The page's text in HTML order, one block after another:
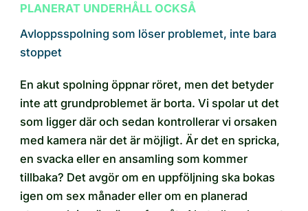
PLANERAT UNDERHÅLL OCKSÅ
Avloppsspolning som löser problemet, inte bara
stoppet
En akut spolning öppnar röret, men det betyder
inte att grundproblemet är borta. Vi spolar ut det
som ligger där och sedan kontrollerar vi orsaken
med kamera när det är möjligt. Är det en spricka,
en svacka eller en ansamling som kommer
tillbaka? Det avgör om en uppföljning ska bokas
igen om sex månader eller om en planerad